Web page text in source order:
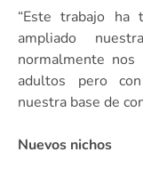
“Este trabajo ha
ampliado
normalmente
adultos pero
nuestra base de
Nuevos nichos